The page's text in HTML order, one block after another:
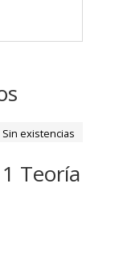
Teoría
Sin existencias